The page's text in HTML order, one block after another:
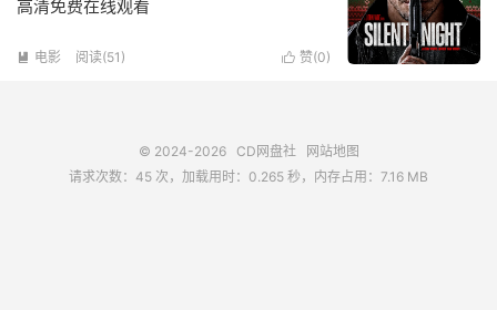
高清免费在线观看
 赞(0)
 电影 阅读(51 )
© 2024-2026 CD网盘社
网站地图
请求次数：45 次，加载用时：0.265 秒，内存占用：7.16 MB